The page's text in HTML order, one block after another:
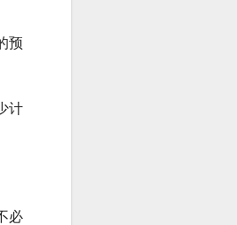
预
计
必